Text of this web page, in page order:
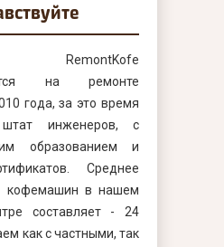
RemontKofe
на ремонте
года, за это время
инженеров, с
образованием и
Среднее
кофемашин в нашем
составляет - 24
как с частными, так